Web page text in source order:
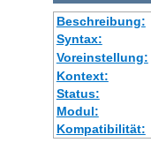
Beschreibung:
Syntax:
Voreinstellung:
Kontext:
Status:
Modul:
Kompatibilität: